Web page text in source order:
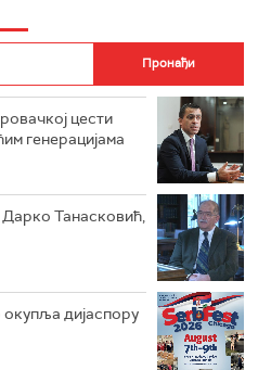
цести
генерацијама
Дарко Танасковић,
дијаспору